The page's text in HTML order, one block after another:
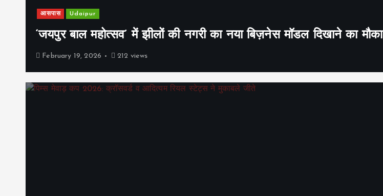
आसपास Udaipur
‘जयपुर बाल महोत्सव’ में झीलों की नगरी का नया बिज़नेस मॉडल दिखाने का मौका
February 19, 2026 212 views